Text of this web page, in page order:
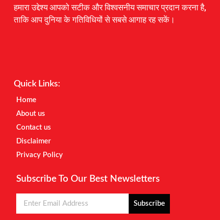
हमारा उद्देश्य आपको सटीक और विश्वसनीय समाचार प्रदान करना है,
ताकि आप दुनिया के गतिविधियों से सबसे आगाह रह सकें।
Quick Links:
Home
About us
Contact us
Disclaimer
Privacy Policy
Subscribe To Our Best Newsletters
Subscribe